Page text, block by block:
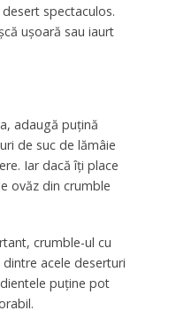
spectaculos.
ușoară sau iaurt
adaugă puțină
de suc de lămâie
Iar dacă îți place
ovăz din crumble
crumble-ul cu
acele deserturi
puține pot